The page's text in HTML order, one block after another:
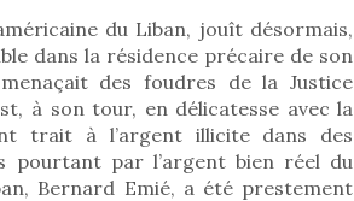
du Liban, jouît désormais,
dans la résidence précaire de son
des foudres de la Justice
à son tour, en délicatesse avec la
trait à l’argent illicite dans des
pourtant par l’argent bien réel du
Bernard Emié, a été prestement